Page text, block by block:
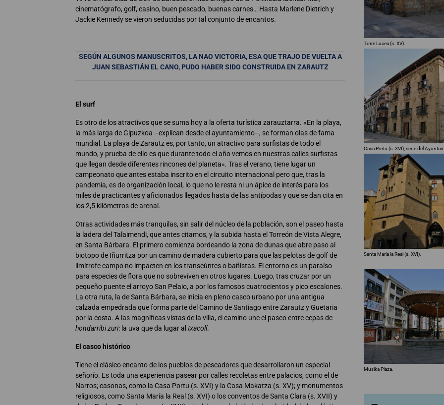
cinematógrafo, golf, casino, buen pescado, buenas carnes… Hasta Marlene Dietrich y
Jackie Kennedy se vieron seducidas por tal conjunto de encantos.
SEGÚN ALGUNOS MANUSCRITOS, LA NAO VICTORIA, ESA QUE TRAJO DE VUELTA A
JUAN SEBASTIÁN EL CANO, PUDO HABER SIDO CONSTRUIDA EN ZARAUTZ
El surf
Es otro de los atractivos que se suma hoy a la oferta turística zarauztarra. «En la playa,
la más larga de Gipuzkoa –explican desde el ayuntamiento–, se forman olas de fama
mundial. La playa de Zarautz es, por tanto, un atractivo para surfistas de todo el
mundo, y prueba de ello es que durante todo el año vemos en nuestras calles surfistas
que llegan desde diferentes rincones del planeta». Tras el verano, tiene lugar un
campeonato que antes estaba inscrito en el circuito internacional pero que, tras la
pandemia, es de organización local, lo que no le resta ni un ápice de interés para los
miles de practicantes y aficionados llegados hasta de las antípodas y que se dan cita en
los 2,5 kilómetros de arenal.
Otras actividades más tranquilas, sin salir del núcleo de la población, son el paseo hasta
la ladera del Talaimendi, que antes citamos, y la subida hasta el Torreón de Vista Alegre,
en Santa Bárbara. El primero comienza bordeando la zona de dunas que abre paso al
biotopo de Iñurritza por un camino de madera cubierto para que las pelotas de golf de
limítrofe campo no impacten en los transeúntes o bañistas. El entorno es un paraíso
para especies de flora que no sobreviven en otros lugares. Luego, tras cruzar por un
pequeño puente el arroyo San Pelaio, a por los famosos cuatrocientos y pico escalones.
La otra ruta, la de Santa Bárbara, se inicia en pleno casco urbano por una antigua
calzada empedrada que forma parte del Camino de Santiago entre Zarautz y Guetaria
por la costa. A las magníficas vistas de la villa, el camino une el paseo entre cepas de
hondarribi zuri: la uva que da lugar al txacolí.
El casco histórico
Tiene el clásico encanto de los pueblos de pescadores que desarrollaron un especial
señorío. Es toda una experiencia pasear por calles recoletas entre palacios, como el de
Narros; casonas, como la Casa Portu (s. XVI) y la Casa Makatza (s. XV); y monumentos
religiosos, como Santa María la Real (s. XVI) o los conventos de Santa Clara (s. XVII) y
Torre Lucea (s. XV).
Casa Portu (s. XVI), sede del
Santa María la Real (s. XVI).
Musika Plaza.